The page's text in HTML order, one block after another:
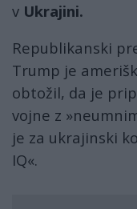
v Ukrajini.
Republikanski
Trump je
obtožil, da je
vojne z
je za ukrajinski
IQ«.